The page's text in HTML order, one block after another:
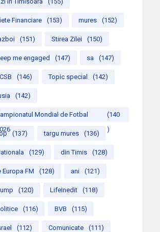
Financiare (153) mures (152)
(151) Stirea Zilei (150)
me engaged (147) sa (147)
(146) Topic special (142)
(142)
Mondial de Fotbal
(140
)
(137) targu mures (136)
(129) din Timis (128)
Europa FM (128) ani (121)
(120) LifeInedit (118)
(116) BVB (115)
(112) Comunicate (111)